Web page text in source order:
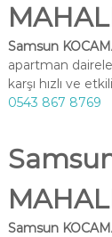
Samsun
apartman
karşı hızlı ve
0543 867 8769
Samsun